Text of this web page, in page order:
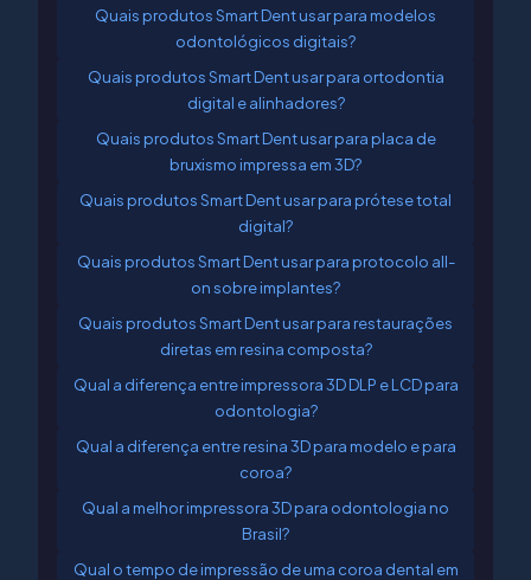
Quais produtos Smart Dent usar para modelos
odontológicos digitais?
Quais produtos Smart Dent usar para ortodontia
digital e alinhadores?
Quais produtos Smart Dent usar para placa de
bruxismo impressa em 3D?
Quais produtos Smart Dent usar para prótese total
digital?
Quais produtos Smart Dent usar para protocolo all-
on sobre implantes?
Quais produtos Smart Dent usar para restaurações
diretas em resina composta?
Qual a diferença entre impressora 3D DLP e LCD para
odontologia?
Qual a diferença entre resina 3D para modelo e para
coroa?
Qual a melhor impressora 3D para odontologia no
Brasil?
Qual o tempo de impressão de uma coroa dental em